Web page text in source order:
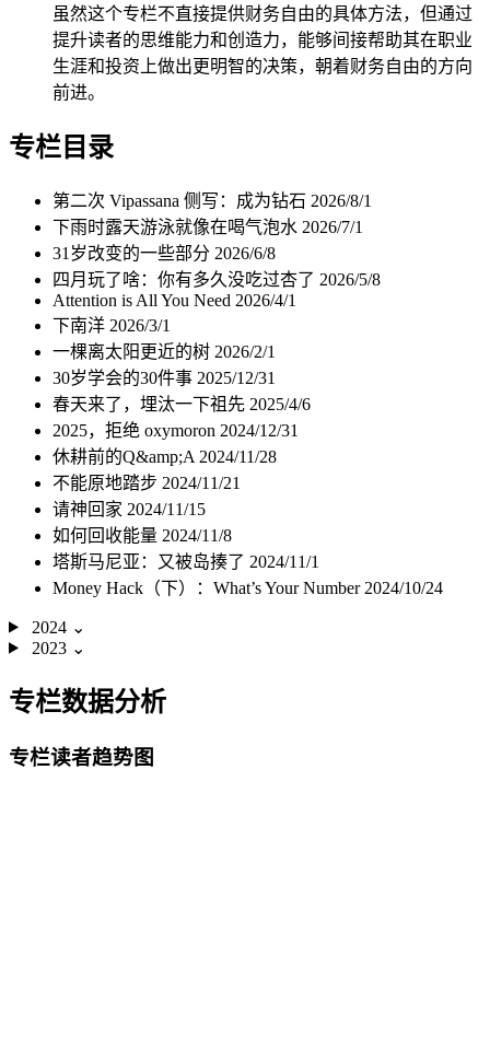
虽然这个专栏不直接提供财务自由的具体方法，但通过
提升读者的思维能力和创造力，能够间接帮助其在职业
生涯和投资上做出更明智的决策，朝着财务自由的方向
前进。
专栏目录
第二次 Vipassana 侧写：成为钻石 2026/8/1
下雨时露天游泳就像在喝气泡水 2026/7/1
31岁改变的一些部分 2026/6/8
四月玩了啥：你有多久没吃过杏了 2026/5/8
Attention is All You Need 2026/4/1
下南洋 2026/3/1
一棵离太阳更近的树 2026/2/1
30岁学会的30件事 2025/12/31
春天来了，埋汰一下祖先 2025/4/6
2025，拒绝 oxymoron 2024/12/31
休耕前的Q&amp;A 2024/11/28
不能原地踏步 2024/11/21
请神回家 2024/11/15
如何回收能量 2024/11/8
塔斯马尼亚：又被岛揍了 2024/11/1
Money Hack（下）：What’s Your Number 2024/10/24
2024 ⌄
2023 ⌄
专栏数据分析
专栏读者趋势图